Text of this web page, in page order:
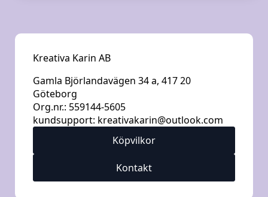
Kreativa Karin AB
Gamla Björlandavägen 34 a, 417 20
Göteborg
Org.nr.: 559144-5605
kundsupport: kreativakarin@outlook.com
Köpvilkor
Kontakt